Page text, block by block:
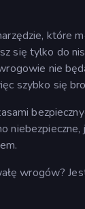
które
się tylko do
nie
szybko się
wrogów?